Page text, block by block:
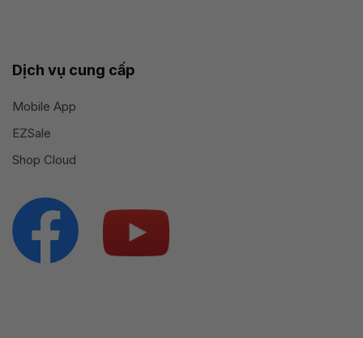
Dịch vụ cung cấp
Mobile App
EZSale
Shop Cloud